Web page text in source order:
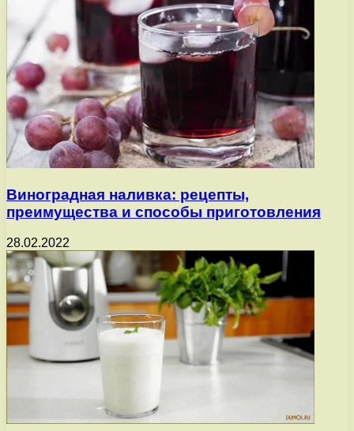
Виноградная наливка: рецепты,
преимущества и способы приготовления
28.02.2022